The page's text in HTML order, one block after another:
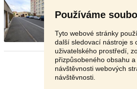
Používáme
Tyto webové stránky
další sledovací nástroje s
uživatelského prostředí,
přizpůsobeného obsahu
návštěvnosti webových
návštěvnosti.
5 299 000 Kč
Stránka: 1 2 3